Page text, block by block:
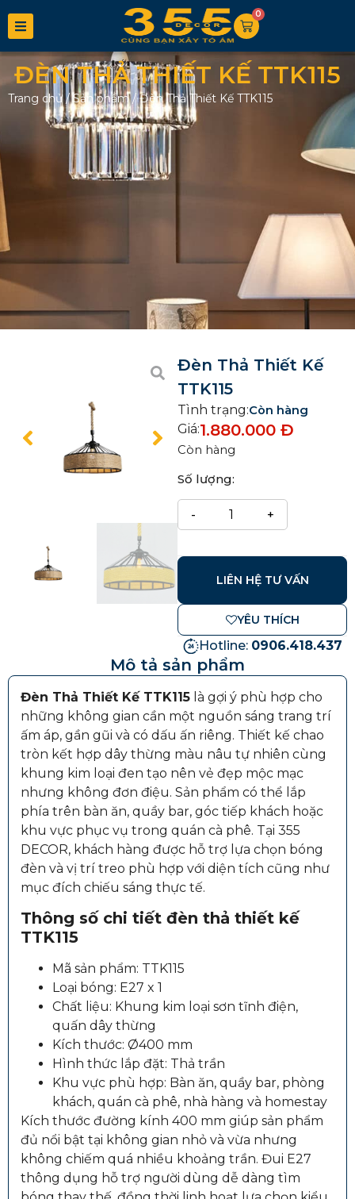
0
ĐÈN THẢ THIẾT KẾ TTK115
Trang chủ/Sản phẩm/Đèn Thả Thiết Kế TTK115
Đèn Thả Thiết Kế
TTK115
Tình trạng:Còn hàng
Giá:1.880.000 Đ
Còn hàng
Số lượng:
LIÊN HỆ TƯ VẤN
YÊU THÍCH
Hotline: 0906.418.437
Mô tả sản phẩm
Đèn Thả Thiết Kế TTK115 là gợi ý phù hợp cho
những không gian cần một nguồn sáng trang trí
ấm áp, gần gũi và có dấu ấn riêng. Thiết kế chao
tròn kết hợp dây thừng màu nâu tự nhiên cùng
khung kim loại đen tạo nên vẻ đẹp mộc mạc
nhưng không đơn điệu. Sản phẩm có thể lắp
phía trên bàn ăn, quầy bar, góc tiếp khách hoặc
khu vực phục vụ trong quán cà phê. Tại 355
DECOR, khách hàng được hỗ trợ lựa chọn bóng
đèn và vị trí treo phù hợp với diện tích cũng như
mục đích chiếu sáng thực tế.
Thông số chi tiết đèn thả thiết kế
TTK115
Mã sản phẩm: TTK115
Loại bóng: E27 x 1
Chất liệu: Khung kim loại sơn tĩnh điện,
quấn dây thừng
Kích thước: Ø400 mm
Hình thức lắp đặt: Thả trần
Khu vực phù hợp: Bàn ăn, quầy bar, phòng
khách, quán cà phê, nhà hàng và homestay
Kích thước đường kính 400 mm giúp sản phẩm
đủ nổi bật tại không gian nhỏ và vừa nhưng
không chiếm quá nhiều khoảng trần. Đui E27
thông dụng hỗ trợ người dùng dễ dàng tìm